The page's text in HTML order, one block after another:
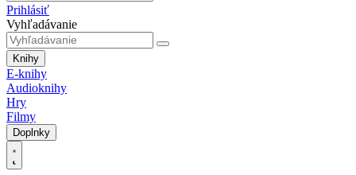
Prihlásiť
Vyhľadávanie
Knihy
E-knihy
Audioknihy
Hry
Filmy
Doplnky